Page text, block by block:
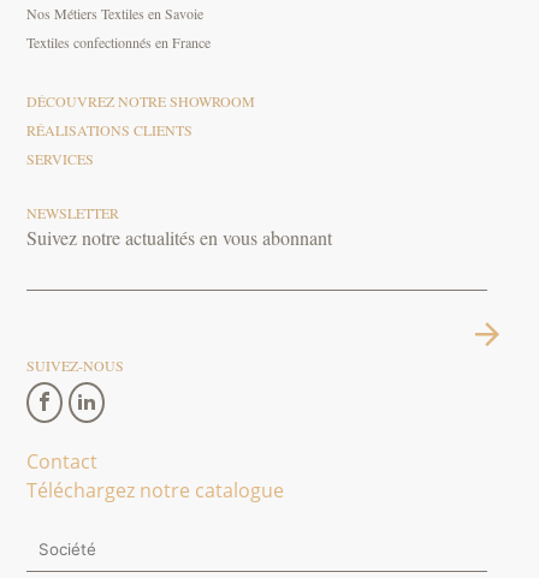
Nos Métiers Textiles en Savoie
Textiles confectionnés en France
DÉCOUVREZ NOTRE SHOWROOM
RÉALISATIONS CLIENTS
SERVICES
NEWSLETTER
Suivez notre actualités en vous abonnant
SUIVEZ-NOUS
Contact
Téléchargez notre catalogue